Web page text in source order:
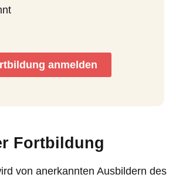
anmelden
Fortbildung
von anerkannten Ausbildern des